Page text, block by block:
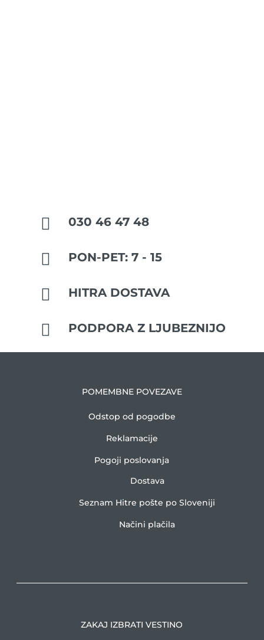
 030 46 47 48
 PON-PET: 7 - 15
 HITRA DOSTAVA
 PODPORA Z LJUBEZNIJO
POMEMBNE POVEZAVE
Odstop od pogodbe
Reklamacije
Pogoji poslovanja
Dostava
Seznam Hitre pošte po Sloveniji
Načini plačila
ZAKAJ IZBRATI VESTINO